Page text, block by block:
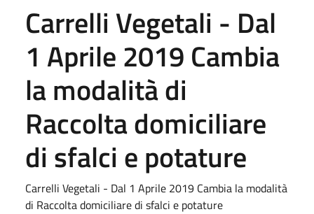
Carrelli Vegetali - Dal
1 Aprile 2019 Cambia
la modalità di
Raccolta domiciliare
di sfalci e potature
Carrelli Vegetali - Dal 1 Aprile 2019 Cambia la modalità
di Raccolta domiciliare di sfalci e potature